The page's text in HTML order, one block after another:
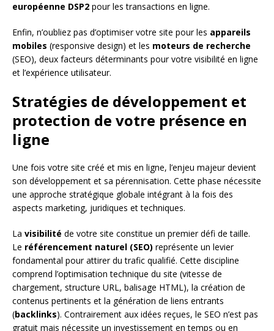
européenne DSP2 pour les transactions en ligne.
Enfin, n’oubliez pas d’optimiser votre site pour les appareils
mobiles (responsive design) et les moteurs de recherche
(SEO), deux facteurs déterminants pour votre visibilité en ligne
et l’expérience utilisateur.
Stratégies de développement et
protection de votre présence en
ligne
Une fois votre site créé et mis en ligne, l’enjeu majeur devient
son développement et sa pérennisation. Cette phase nécessite
une approche stratégique globale intégrant à la fois des
aspects marketing, juridiques et techniques.
La visibilité de votre site constitue un premier défi de taille.
Le référencement naturel (SEO) représente un levier
fondamental pour attirer du trafic qualifié. Cette discipline
comprend l’optimisation technique du site (vitesse de
chargement, structure URL, balisage HTML), la création de
contenus pertinents et la génération de liens entrants
(backlinks). Contrairement aux idées reçues, le SEO n’est pas
gratuit mais nécessite un investissement en temps ou en